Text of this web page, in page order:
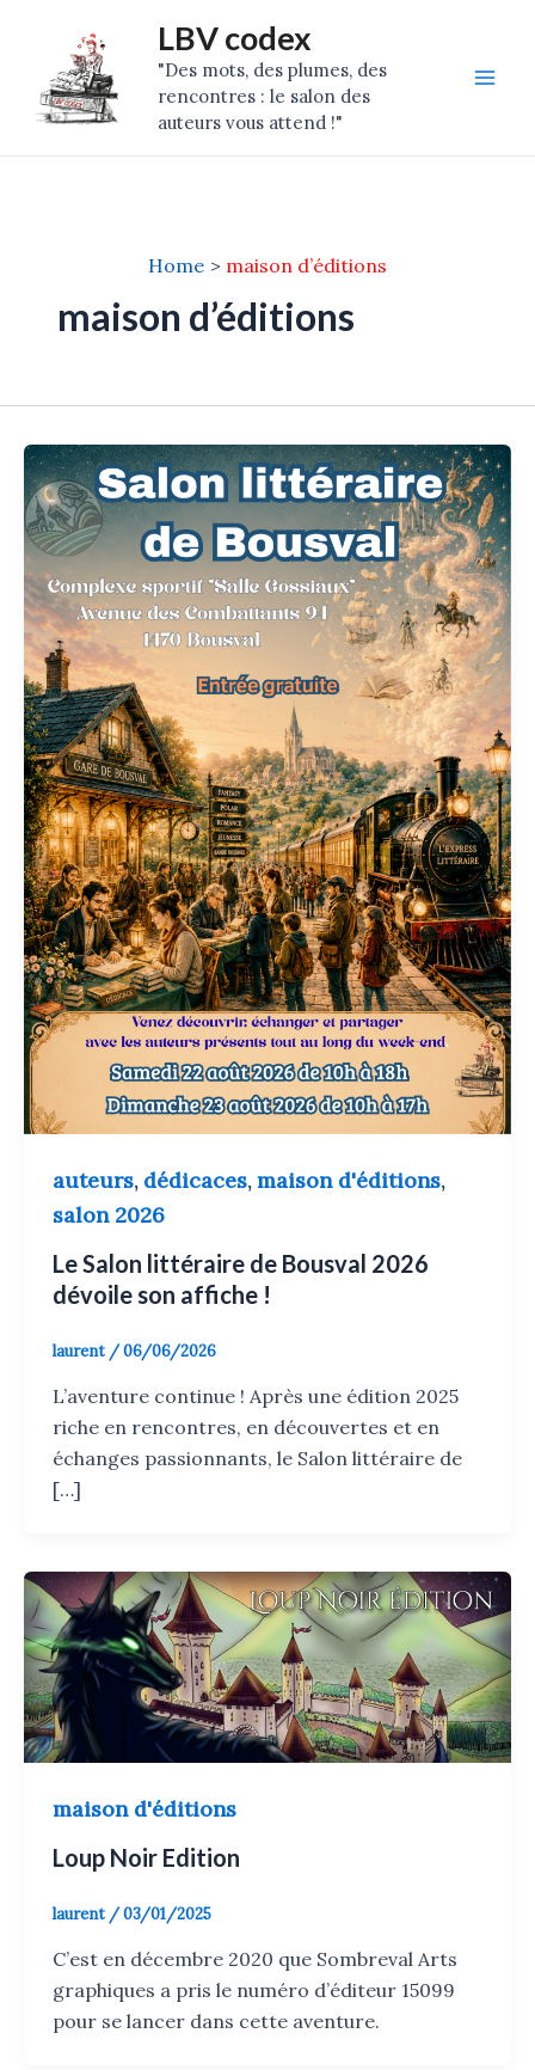
content
LBV codex
"Des mots, des plumes, des
rencontres : le salon des
auteurs vous attend !"
Home maison d’éditions
maison d’éditions
auteurs, dédicaces, maison d'éditions,
salon 2026
Le Salon littéraire de Bousval 2026
dévoile son affiche !
laurent /06/06/2026
L’aventure continue ! Après une édition 2025
riche en rencontres, en découvertes et en
échanges passionnants, le Salon littéraire de
[…]
maison d'éditions
Loup Noir Edition
laurent /03/01/2025
C’est en décembre 2020 que Sombreval Arts
graphiques a pris le numéro d’éditeur 15099
pour se lancer dans cette aventure.